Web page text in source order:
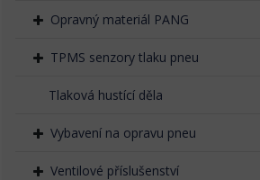
Opravný materiál PANG
TPMS senzory tlaku pneu
Tlaková hustící děla
Vybavení na opravu pneu
Ventilové příslušenství